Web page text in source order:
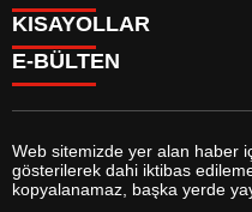
GÜNDEM
DÜNYA
SİYASET
MAGAZİN
SAĞLIK
EĞİTİM
YAŞAM
KISAYOLLAR
BURÇLAR
FİKSTÜR
FİRMA EKLE
FİRMA REHBERİ
E-BÜLTEN
gazeteekonomi.com e-
Web sitemizde yer alan haber
gösterilerek dahi iktibas
kopyalanamaz, başka yerde